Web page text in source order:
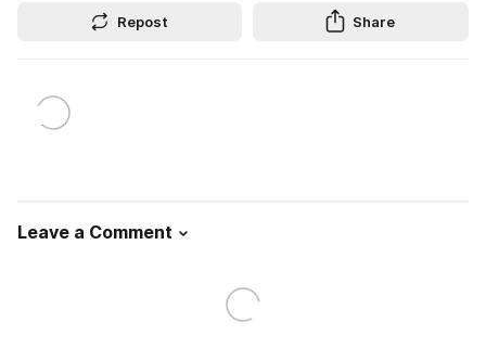
Repost Share
Leave a Comment